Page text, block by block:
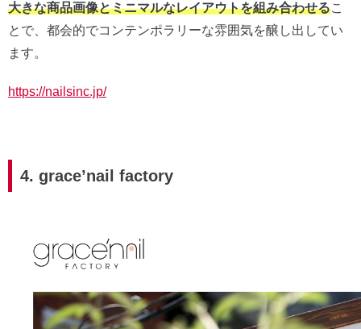
大きな商品画像とミニマルなレイアウトを組み合わせるこ
とで、都会的でコンテンポラリーな雰囲気を醸し出してい
ます。
https://nailsinc.jp/
4. grace’nail factory